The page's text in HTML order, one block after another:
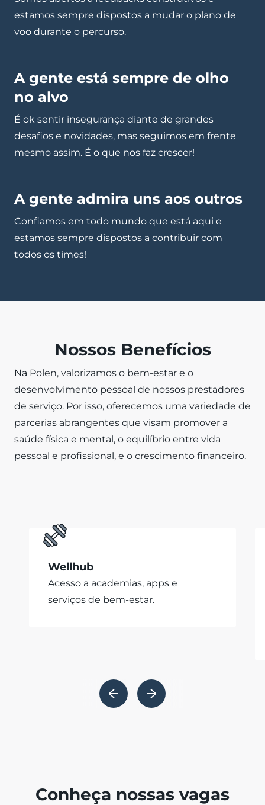
estamos sempre dispostos a mudar o plano de
voo durante o percurso.
A gente está sempre de olho
no alvo
É ok sentir insegurança diante de grandes
desafios e novidades, mas seguimos em frente
mesmo assim. É o que nos faz crescer!
A gente admira uns aos outros
Confiamos em todo mundo que está aqui e
estamos sempre dispostos a contribuir com
todos os times!
Nossos Benefícios
Na Polen, valorizamos o bem-estar e o
desenvolvimento pessoal de nossos prestadores
de serviço. Por isso, oferecemos uma variedade de
parcerias abrangentes que visam promover a
saúde física e mental, o equilíbrio entre vida
pessoal e profissional, e o crescimento financeiro.
Wellhub
Acesso a academias, apps e
serviços de bem-estar.
Conheça nossas vagas